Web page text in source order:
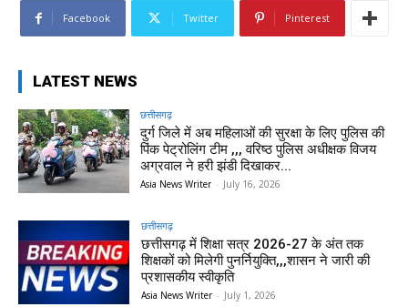
Facebook Twitter Pinterest
LATEST NEWS
छत्तीसगढ़
दुर्ग जिले में अब महिलाओं की सुरक्षा के लिए पुलिस की
पिंक पेट्रोलिंग टीम ,,, वरिष्ठ पुलिस अधीक्षक विजय
अग्रवाल ने हरी झंडी दिखाकर...
Asia News Writer - July 16, 2026
छत्तीसगढ़
छत्तीसगढ़ में शिक्षा सत्र 2026-27 के अंत तक
शिक्षकों को मिलेगी पुनर्नियुक्ति,,,शासन ने जारी की
प्रशासकीय स्वीकृति
Asia News Writer - July 1, 2026